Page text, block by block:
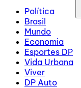
Política
Brasil
Mundo
Economia
Esportes DP
Vida Urbana
Viver
DP Auto